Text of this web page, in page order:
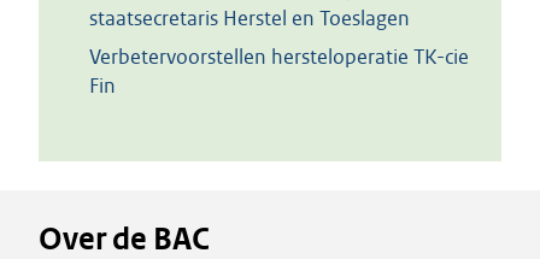
staatsecretaris Herstel en Toeslagen
Verbetervoorstellen hersteloperatie TK-cie
Fin
Over de BAC